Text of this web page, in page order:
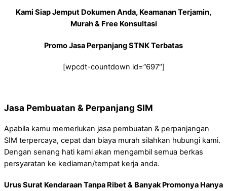
Kami Siap Jemput Dokumen Anda, Keamanan Terjamin,
Murah & Free Konsultasi
Promo Jasa Perpanjang STNK Terbatas
[wpcdt-countdown id=”697″]
Jasa Pembuatan & Perpanjang SIM
Apabila kamu memerlukan jasa pembuatan & perpanjangan
SIM terpercaya, cepat dan biaya murah silahkan hubungi kami.
Dengan senang hati kami akan mengambil semua berkas
persyaratan ke kediaman/tempat kerja anda.
Urus Surat Kendaraan Tanpa Ribet & Banyak Promonya Hanya